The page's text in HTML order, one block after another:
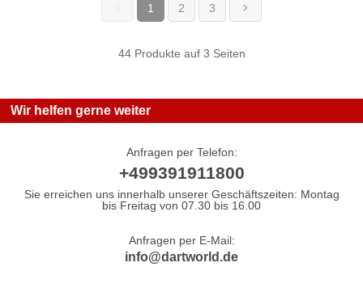
1 (current)
2 3
44 Produkte auf 3 Seiten
Wir helfen gerne weiter
Anfragen per Telefon:
+499391911800
Sie erreichen uns innerhalb unserer Geschäftszeiten: Montag
bis Freitag von 07.30 bis 16.00
Anfragen per E-Mail:
info@dartworld.de